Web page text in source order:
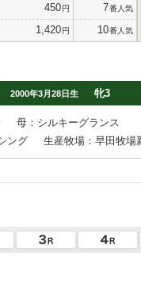
450円 7番人気
1,420円 10番人気
2000年3月28日生 牝3
母：シルキーグランス
ング
生産牧場：早田牧場